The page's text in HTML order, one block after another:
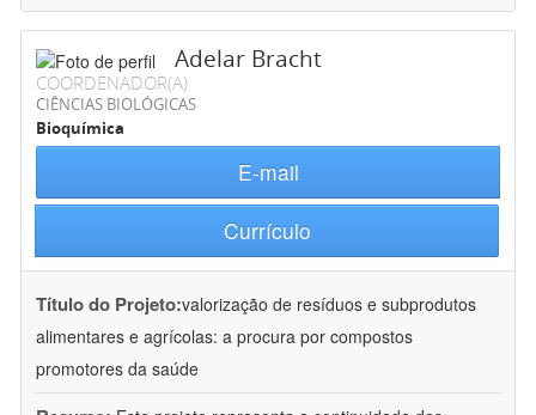
Adelar Bracht
COORDENADOR(A)
CIÊNCIAS BIOLÓGICAS
Bioquímica
E-mail
Currículo
Título do Projeto:valorização de resíduos e subprodutos
alimentares e agrícolas: a procura por compostos
promotores da saúde